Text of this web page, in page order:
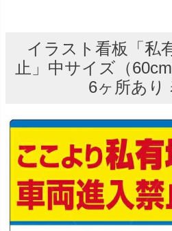
イラスト看板「私
止」中サイズ（
6ヶ所あり